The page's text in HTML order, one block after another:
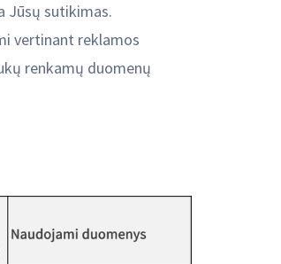
Jūsų sutikimas.
vertinant reklamos
renkamų duomenų